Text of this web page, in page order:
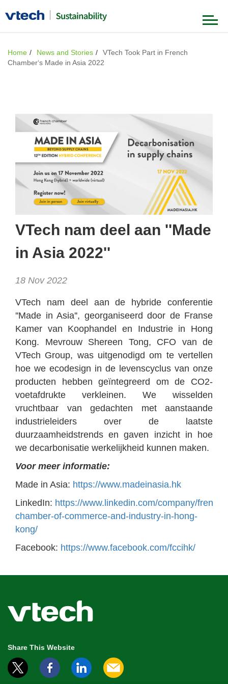
Our Foundation
Product & Value Chain
Environment
Our People
Society
Our Journey
News & Stories
Our Achievements
Reports & Policies
English
繁體中文
Français
Dutch
Home News and Stories
VTech Took Part in French
Chamber‘s Made in Asia 2022
VTech nam deel aan ''Made
in Asia 2022''
18 Nov 2022
VTech nam deel aan de hybride conferentie
''Made in Asia'', georganiseerd door de Franse
Kamer van Koophandel en Industrie in Hong
Kong. Mevrouw Shereen Tong, CFO van de
VTech Group, was uitgenodigd om te vertellen
hoe we ecodesign in de levenscyclus van onze
producten hebben geïntegreerd om de CO2-
voetafdrukte verkleinen. We wisselden
vruchtbaar van gedachten met aanstaande
industrieleiders over de laatste
duurzaamheidstrends en gaven inzicht in hoe
we decarbonisatie werkelijkheid kunnen maken.
Voor meer informatie:
Made in Asia: https://www.madeinasia.hk
LinkedIn: https://www.linkedin.com/company/french-
chamber-of-commerce-and-industry-in-hong-
kong/
Facebook: https://www.facebook.com/fccihk/
Share This Website